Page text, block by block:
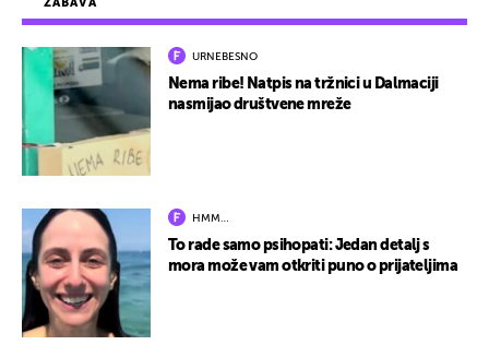
ZABAVA
URNEBESNO
Nema ribe! Natpis na tržnici u Dalmaciji
nasmijao društvene mreže
HMM…
To rade samo psihopati: Jedan detalj s
mora može vam otkriti puno o prijateljima